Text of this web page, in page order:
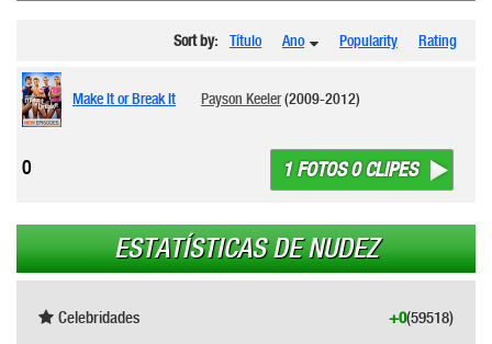
Sort by: Título Ano Popularity Rating
Make It or Break It Payson Keeler(2009-2012)
1 FOTOS 0 CLIPES
0
ESTATÍSTICAS DE NUDEZ
Celebridades (59518)
+0